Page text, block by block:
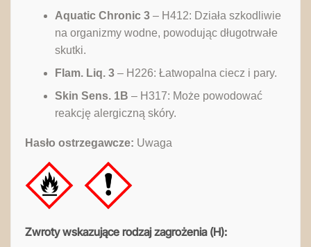
Aquatic Chronic 3– H412: Działa szkodliwie
na organizmy wodne, powodując długotrwałe
skutki.
Flam. Liq. 3– H226: Łatwopalna ciecz i pary.
Skin Sens. 1B – H317: Może powodować
reakcję alergiczną skóry.
Hasło ostrzegawcze: Uwaga
Zwroty wskazujące rodzaj zagrożenia (H):